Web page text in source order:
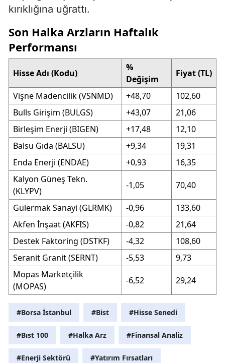
kırıklığına uğrattı.
Son Halka Arzların Haftalık
Performansı
Hisse Adı (Kodu)
%
Değişim
Fiyat (TL)
Vişne Madencilik (VSNMD) +48,70
102,60
Bulls Girişim (BULGS)
+43,07
21,06
Birleşim Enerji (BIGEN)
+17,48
12,10
Balsu Gıda (BALSU)
+9,34
19,31
Enda Enerji (ENDAE)
+0,93
16,35
Kalyon Güneş Tekn.
(KLYPV)
-1,05 70,40
Gülermak Sanayi (GLRMK) -0,96
133,60
Akfen İnşaat (AKFIS)
-0,82
21,64
Destek Faktoring (DSTKF)
-4,32
108,60
Seranit Granit (SERNT)
-5,53
9,73
Mopas Marketçilik
(MOPAS)
-6,52 29,24
#Borsa İstanbul #Bist #Hisse Senedi
#Bıst 100 #Halka Arz #Finansal Analiz
#Enerji Sektörü #Yatırım Fırsatları